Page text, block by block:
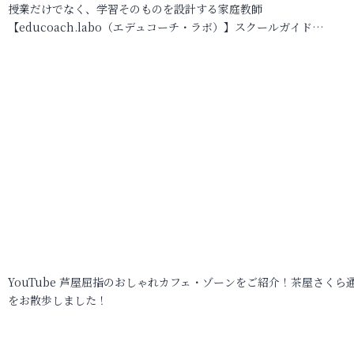
授業だけでなく、学習そのものを設計する家庭教師
【educoach.labo（エデュコーチ・ラボ）】スクールガイド…
YouTube 芦屋屈指のおしゃれカフェ・ゾーンをご紹介！茶屋さくら
をお散歩しました！